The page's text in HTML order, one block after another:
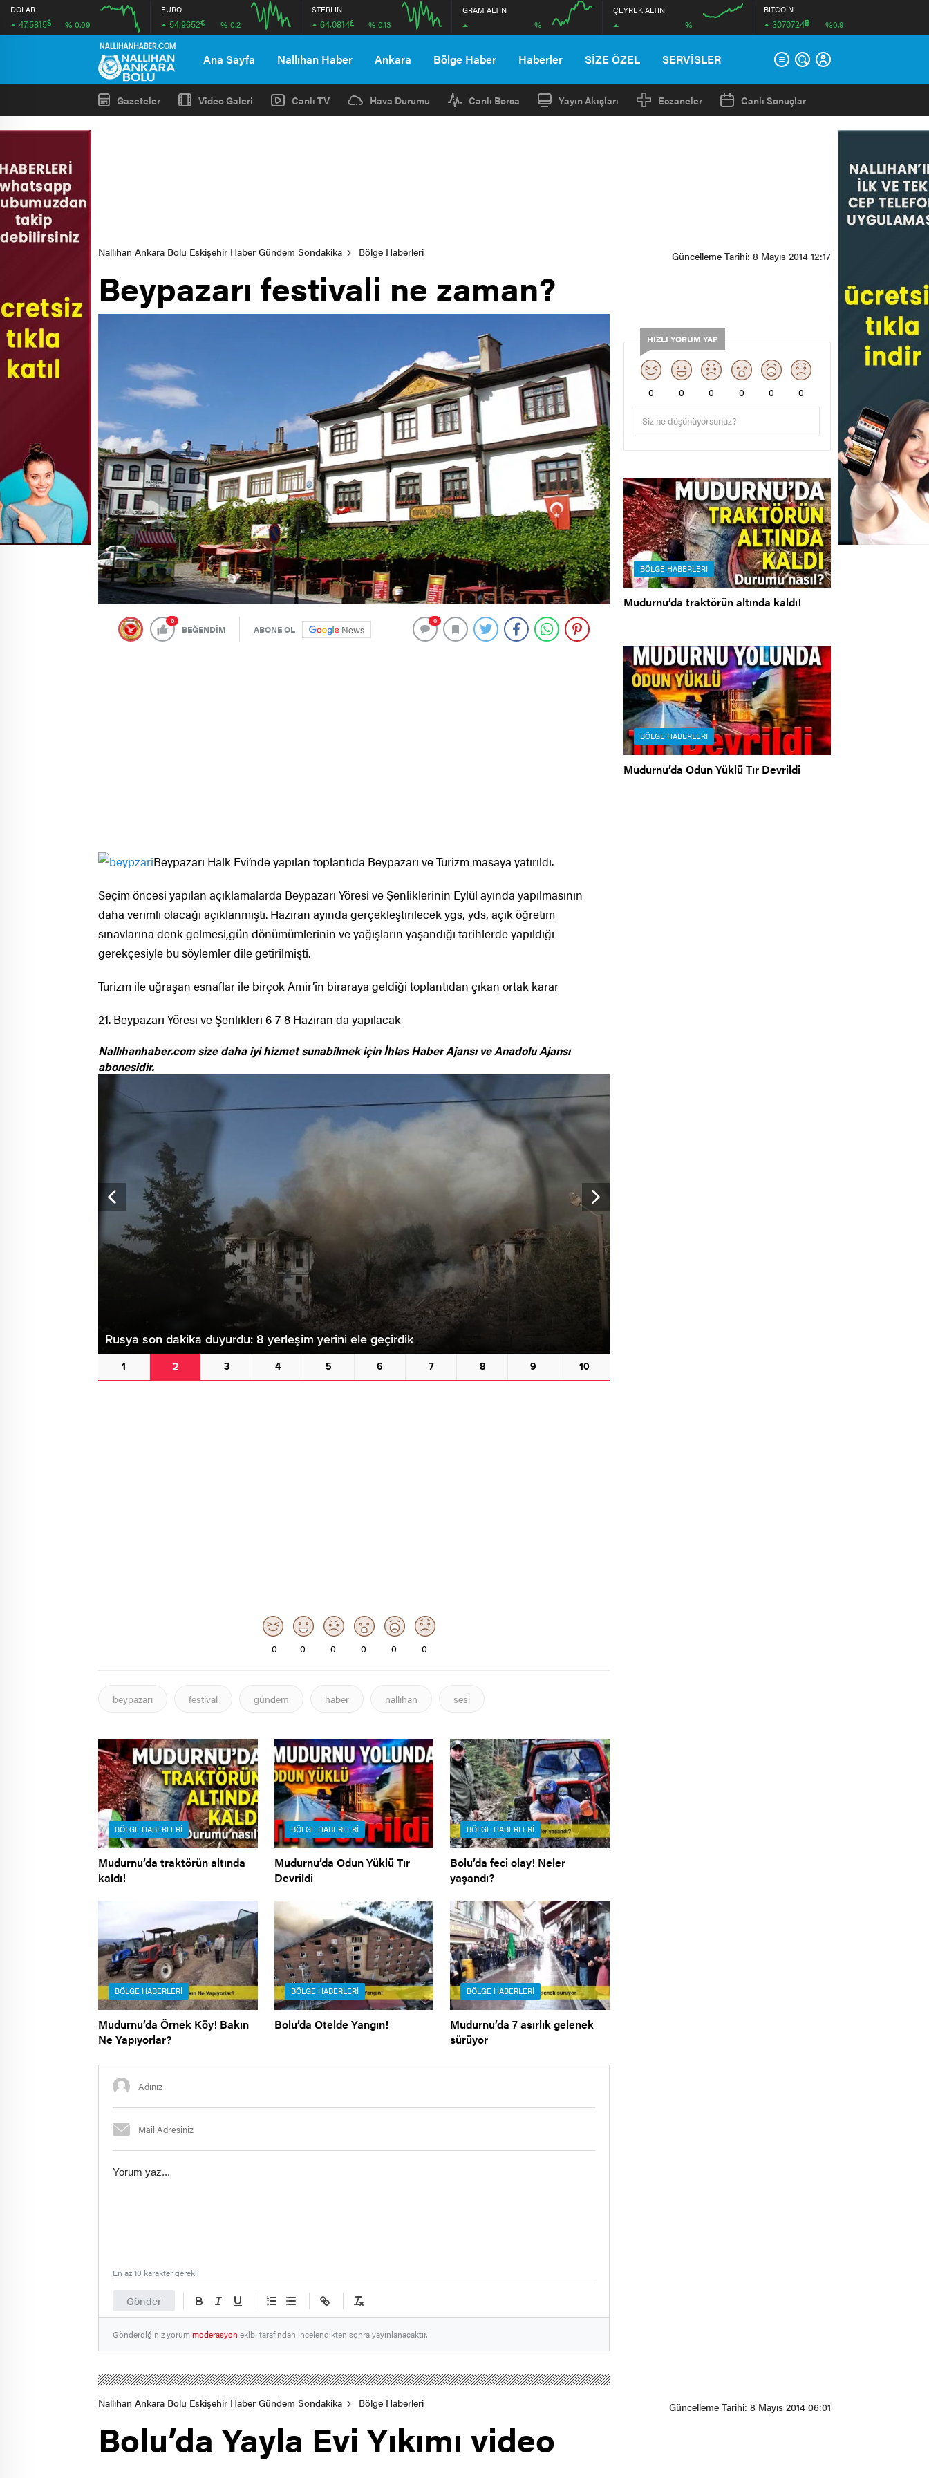
DOLAR
47,5815$ % 0.09
12:00 16:00
EURO
54,9652€ % 0.2
STERLİN
64,0814£ % 0.13
GRAM ALTIN
%
ÇEYREK ALTIN
%
BİTCOİN
3070724฿ %0.9
Ana Sayfa Nallıhan Haber Ankara Bölge Haber Haberler SİZE ÖZEL SERVİSLER
Gazeteler Video Galeri Canlı TV Hava Durumu Canlı Borsa Yayın Akışları Eczaneler Canlı Sonuçlar
Nallıhan Ankara Bolu Eskişehir Haber Gündem Sondakika Bölge Haberleri Güncelleme Tarihi: 8 Mayıs 2014 12:17
Beypazarı festivali ne zaman?
0
BEĞENDİM ABONE OL News
0
Beypazarı Halk Evi’nde yapılan toplantıda Beypazarı ve Turizm masaya yatırıldı.
Seçim öncesi yapılan açıklamalarda Beypazarı Yöresi ve Şenliklerinin Eylül ayında yapılmasının
daha verimli olacağı açıklanmıştı. Haziran ayında gerçekleştirilecek ygs, yds, açık öğretim
sınavlarına denk gelmesi,gün dönümümlerinin ve yağışların yaşandığı tarihlerde yapıldığı
gerekçesiyle bu söylemler dile getirilmişti.
Turizm ile uğraşan esnaflar ile birçok Amir’in biraraya geldiği toplantıdan çıkan ortak karar
21. Beypazarı Yöresi ve Şenlikleri 6-7-8 Haziran da yapılacak
Nallıhanhaber.com size daha iyi hizmet sunabilmek için İhlas Haber Ajansı ve Anadolu Ajansı
abonesidir.
0 0 0 0 0 0
beypazarı festival gündem haber nallıhan sesi
BÖLGE HABERLERI
Mudurnu’da traktörün altında
kaldı!
BÖLGE HABERLERI
Mudurnu’da Odun Yüklü Tır
Devrildi
BÖLGE HABERLERI
Bolu’da feci olay! Neler
yaşandı?
BÖLGE HABERLERI
Mudurnu’da Örnek Köy! Bakın
Ne Yapıyorlar?
BÖLGE HABERLERI
Bolu’da Otelde Yangın!
BÖLGE HABERLERI
Mudurnu’da 7 asırlık gelenek
sürüyor
Gönder
En az 10 karakter gerekli
Gönderdiğiniz yorummoderasyon ekibi tarafından incelendikten sonra yayınlanacaktır.
HIZLI YORUM YAP
0 0 0 0 0 0
BÖLGE HABERLERI
Mudurnu’da traktörün altında kaldı!
BÖLGE HABERLERI
Mudurnu’da Odun Yüklü Tır Devrildi
Nallıhan Ankara Bolu Eskişehir Haber Gündem Sondakika Bölge Haberleri Güncelleme Tarihi: 8 Mayıs 2014 06:01
Bolu’da Yayla Evi Yıkımı video